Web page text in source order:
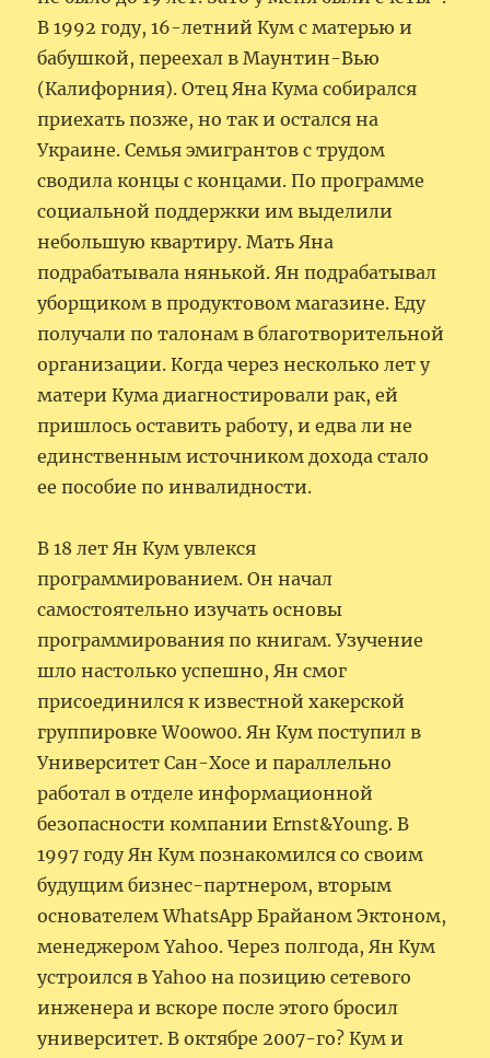
В 1992 году, 16-летний Кум с матерью и
бабушкой, переехал в Маунтин-Вью
(Калифорния). Отец Яна Кума собирался
приехать позже, но так и остался на
Украине. Семья эмигрантов с трудом
сводила концы с концами. По программе
социальной поддержки им выделили
небольшую квартиру. Мать Яна
подрабатывала нянькой. Ян подрабатывал
уборщиком в продуктовом магазине. Еду
получали по талонам в благотворительной
организации. Когда через несколько лет у
матери Кума диагностировали рак, ей
пришлось оставить работу, и едва ли не
единственным источником дохода стало
ее пособие по инвалидности.
В 18 лет Ян Кум увлекся
программированием. Он начал
самостоятельно изучать основы
программирования по книгам. Узучение
шло настолько успешно, Ян смог
присоединился к известной хакерской
группировке W00w00. Ян Кум поступил в
Университет Сан-Хосе и параллельно
работал в отделе информационной
безопасности компании Ernst&Young. В
1997 году Ян Кум познакомился со своим
будущим бизнес-партнером, вторым
основателем WhatsApp Брайаном Эктоном,
менеджером Yahoo. Через полгода, Ян Кум
устроился в Yahoo на позицию сетевого
инженера и вскоре после этого бросил
университет. В октябре 2007-го? Кум и